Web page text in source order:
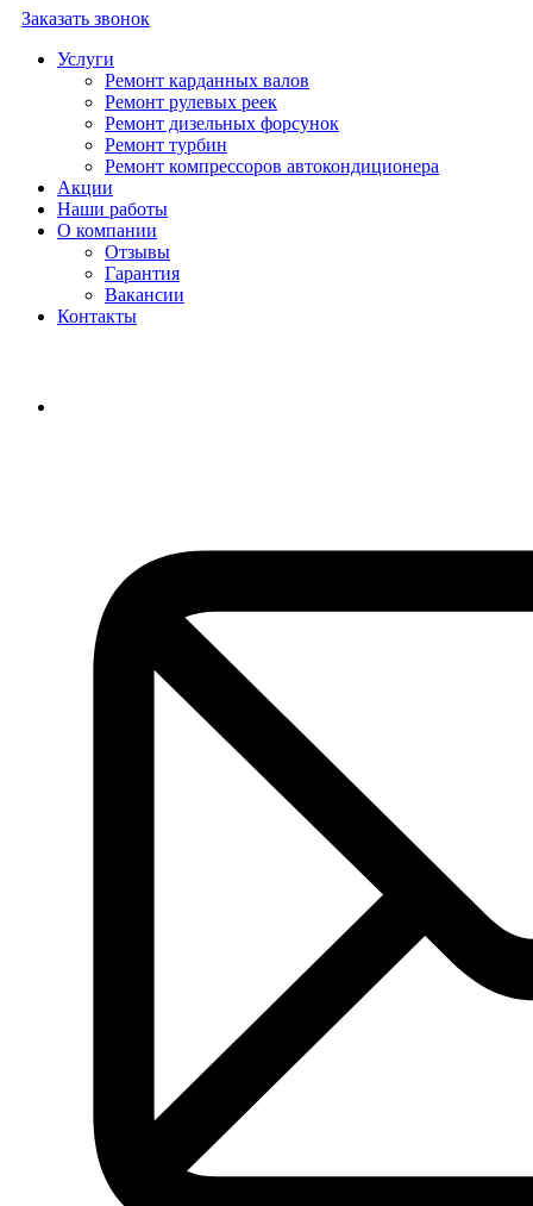
Заказать звонок
Услуги
Ремонт карданных валов
Ремонт рулевых реек
Ремонт дизельных форсунок
Ремонт турбин
Ремонт компрессоров автокондиционера
Акции
Наши работы
О компании
Отзывы
Гарантия
Вакансии
Контакты